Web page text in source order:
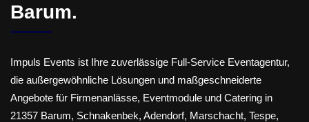
Barum.
Impuls Events ist Ihre zuverlässige Full-Service Eventagentur,
die außergewöhnliche Lösungen und maßgeschneiderte
Angebote für Firmenanlässe, Eventmodule und Catering in
21357 Barum, Schnakenbek, Adendorf, Marschacht, Tespe,